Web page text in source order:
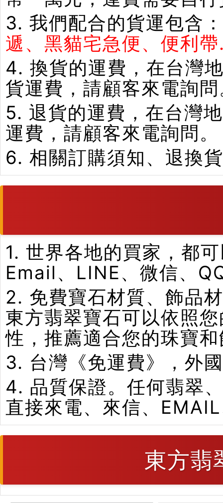
3. 我們配合的貨運包含：
遞、黑貓宅急便、便利
4. 換貨的運費，在台灣
貨運費，請顧客來電詢
5. 退貨的運費，在台灣
運費，請顧客來電詢問。
6. 相關訂購須知、退換
1. 世界各地的買家，都
Email、LINE、微信、
2. 免費寶石材質、飾品
東方翡翠寶石可以依照
性，推薦適合您的珠寶
3. 台灣《免運費》，外
4. 品質保證。任何翡翠
直接來電、來信、
東方翡